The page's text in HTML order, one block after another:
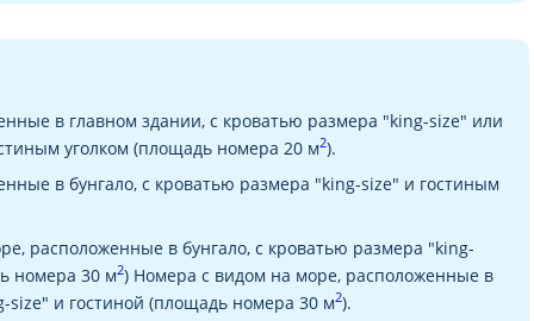
в главном здании, с кроватью размера "king-size" или
уголком (площадь номера 20 м2).
в бунгало, с кроватью размера "king-size" и гостиным
расположенные в бунгало, с кроватью размера "king-
номера 30 м2) Номера с видом на море, расположенные в
size" и гостиной (площадь номера 30 м2).